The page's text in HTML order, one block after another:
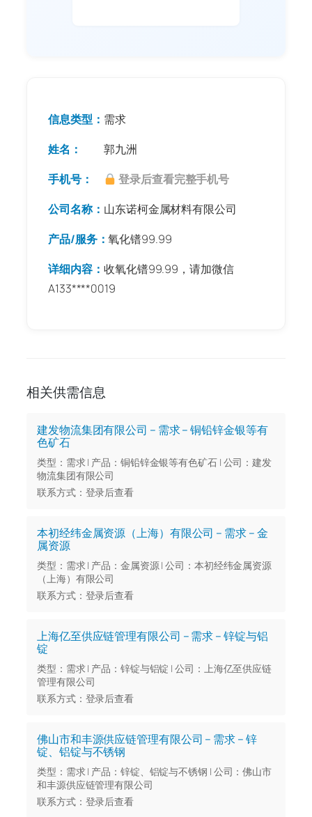
信息类型： 需求
姓名：
郭九洲
手机号：
登录后查看完整手机号
公司名称： 山东诺柯金属材料有限公司
产品/服务：氧化镨99.99
详细内容： 收氧化镨99.99，请加微信
A133****0019
相关供需信息
建发物流集团有限公司 – 需求 – 铜铅锌金银等有
色矿石
类型：需求 | 产品：铜铅锌金银等有色矿石 | 公司：建发
物流集团有限公司
联系方式：登录后查看
本初经纬金属资源（上海）有限公司 – 需求 – 金
属资源
类型：需求 | 产品：金属资源 | 公司：本初经纬金属资源
（上海）有限公司
联系方式：登录后查看
上海亿至供应链管理有限公司 – 需求 – 锌锭与铝
锭
类型：需求 | 产品：锌锭与铝锭 | 公司：上海亿至供应链
管理有限公司
联系方式：登录后查看
佛山市和丰源供应链管理有限公司 – 需求 – 锌
锭、铝锭与不锈钢
类型：需求 | 产品：锌锭、铝锭与不锈钢 | 公司：佛山市
和丰源供应链管理有限公司
联系方式：登录后查看